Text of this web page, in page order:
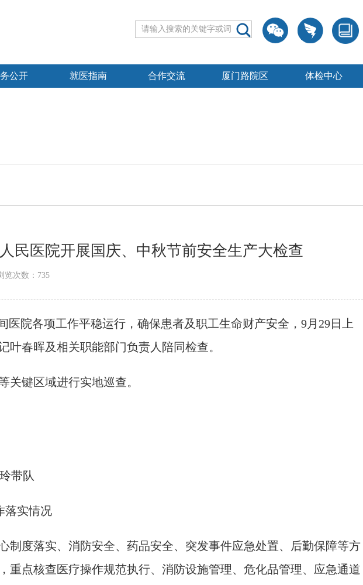
公开 就医指南 合作交流 厦门路院区 体检中心
民医院开展国庆、中秋节前安全生产大检查
览次数： 735
院各项工作平稳运行，确保患者及职工生命财产安全，9月29日上
春晖及相关职能部门负责人陪同检查。
键区域进行实地巡查。
带队
实情况
度落实、消防安全、药品安全、突发事件应急处置、后勤保障等方
点核查医疗操作规范执行、消防设施管理、危化品管理、应急通道